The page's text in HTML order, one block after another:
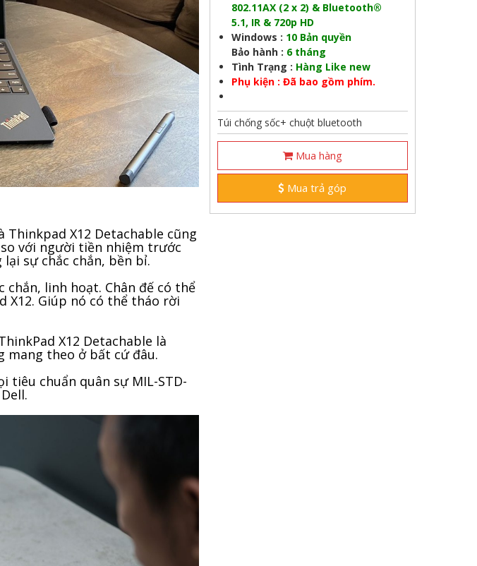
X12 Detachable cũng
với người tiền nhiệm trước
sự chắc chắn, bền bỉ.
linh hoạt. Chân đế có thể
X12. Giúp nó có thể tháo rời
X12 Detachable là
mang theo ở bất cứ đâu.
tiêu chuẩn quân sự MIL-STD-
802.11AX (2 x 2) & Bluetooth®
5.1, IR & 720p HD
Windows : 10 Bản quyền
Bảo hành : 6 tháng
Tình Trạng : Hàng Like new
Phụ kiện : Đã bao gồm phím.
Túi chống sốc+ chuột bluetooth
Mua hàng
Mua trả góp